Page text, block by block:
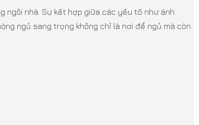
ngôi nhà. Sự kết hợp giữa các yếu tố như ánh
ngủ sang trọng không chỉ là nơi để ngủ mà còn